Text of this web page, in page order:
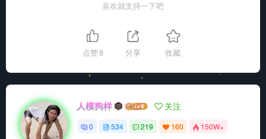
喜欢就支持一下吧
点赞8 分享 收藏
人模狗样 关注
0 534 219 160 150W+